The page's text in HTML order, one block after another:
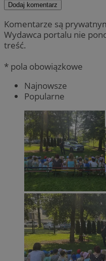
Dodaj komentarz
Komentarze są
Wydawca portalu nie
treść.
* pola obowiązkowe
Najnowsze
Popularne